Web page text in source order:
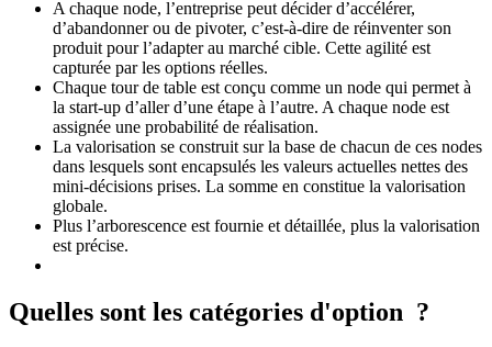
A chaque node, l’entreprise peut décider d’accélérer,
d’abandonner ou de pivoter, c’est-à-dire de réinventer son
produit pour l’adapter au marché cible. Cette agilité est
capturée par les options réelles.
Chaque tour de table est conçu comme un node qui permet à
la start-up d’aller d’une étape à l’autre. A chaque node est
assignée une probabilité de réalisation.
La valorisation se construit sur la base de chacun de ces nodes
dans lesquels sont encapsulés les valeurs actuelles nettes des
mini-décisions prises. La somme en constitue la valorisation
globale.
Plus l’arborescence est fournie et détaillée, plus la valorisation
est précise.
Quelles sont les catégories d'option ?